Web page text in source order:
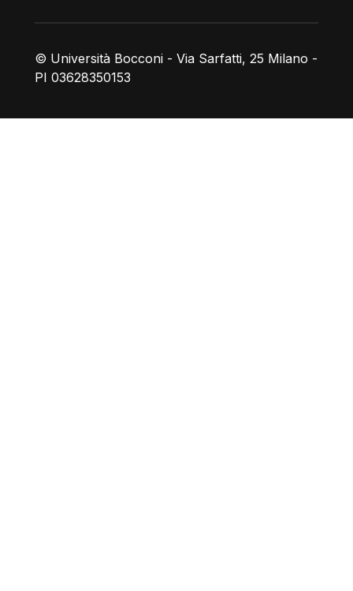
© Università Bocconi - Via Sarfatti, 25 Milano -
PI 03628350153